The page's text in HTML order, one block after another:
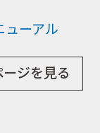
ューアル
ジを見る